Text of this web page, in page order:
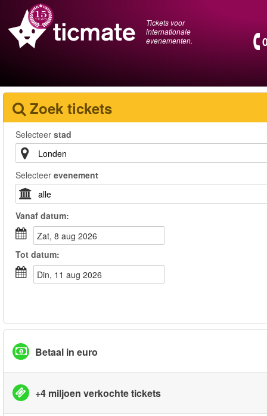
Tickets voor
internationale
evenementen.
Zoek tickets
Selecteer stad
Selecteer evenement
Vanaf datum:
zat, 8 aug 2026
Tot datum:
din, 11 aug 2026
Betaal in euro
+4 miljoen verkochte tickets